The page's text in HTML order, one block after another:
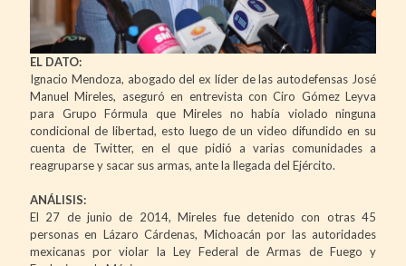
EL DATO:
Ignacio Mendoza, abogado del ex líder de las autodefensas José
Manuel Mireles, aseguró en entrevista con Ciro Gómez Leyva
para Grupo Fórmula que Mireles no había violado ninguna
condicional de libertad, esto luego de un video difundido en su
cuenta de Twitter, en el que pidió a varias comunidades a
reagruparse y sacar sus armas, ante la llegada del Ejército.
ANÁLISIS:
El 27 de junio de 2014, Mireles fue detenido con otras 45
personas en Lázaro Cárdenas, Michoacán por las autoridades
mexicanas por violar la Ley Federal de Armas de Fuego y